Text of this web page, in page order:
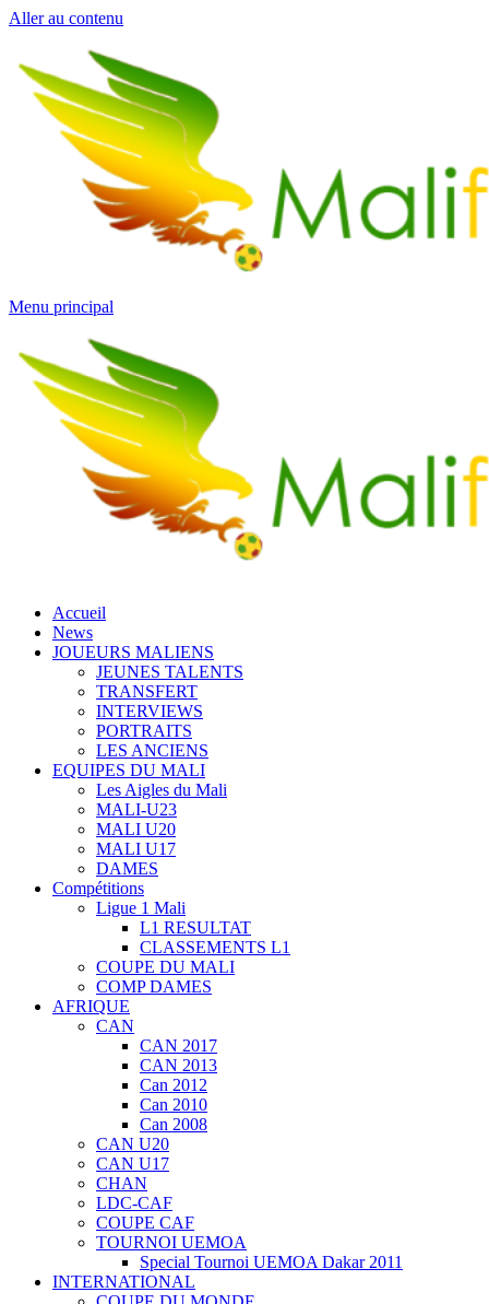
Aller au contenu
Menu principal
Accueil
News
JOUEURS MALIENS
JEUNES TALENTS
TRANSFERT
INTERVIEWS
PORTRAITS
LES ANCIENS
EQUIPES DU MALI
Les Aigles du Mali
MALI-U23
MALI U20
MALI U17
DAMES
Compétitions
Ligue 1 Mali
L1 RESULTAT
CLASSEMENTS L1
COUPE DU MALI
COMP DAMES
AFRIQUE
CAN
CAN 2017
CAN 2013
Can 2012
Can 2010
Can 2008
CAN U20
CAN U17
CHAN
LDC-CAF
COUPE CAF
TOURNOI UEMOA
Special Tournoi UEMOA Dakar 2011
INTERNATIONAL